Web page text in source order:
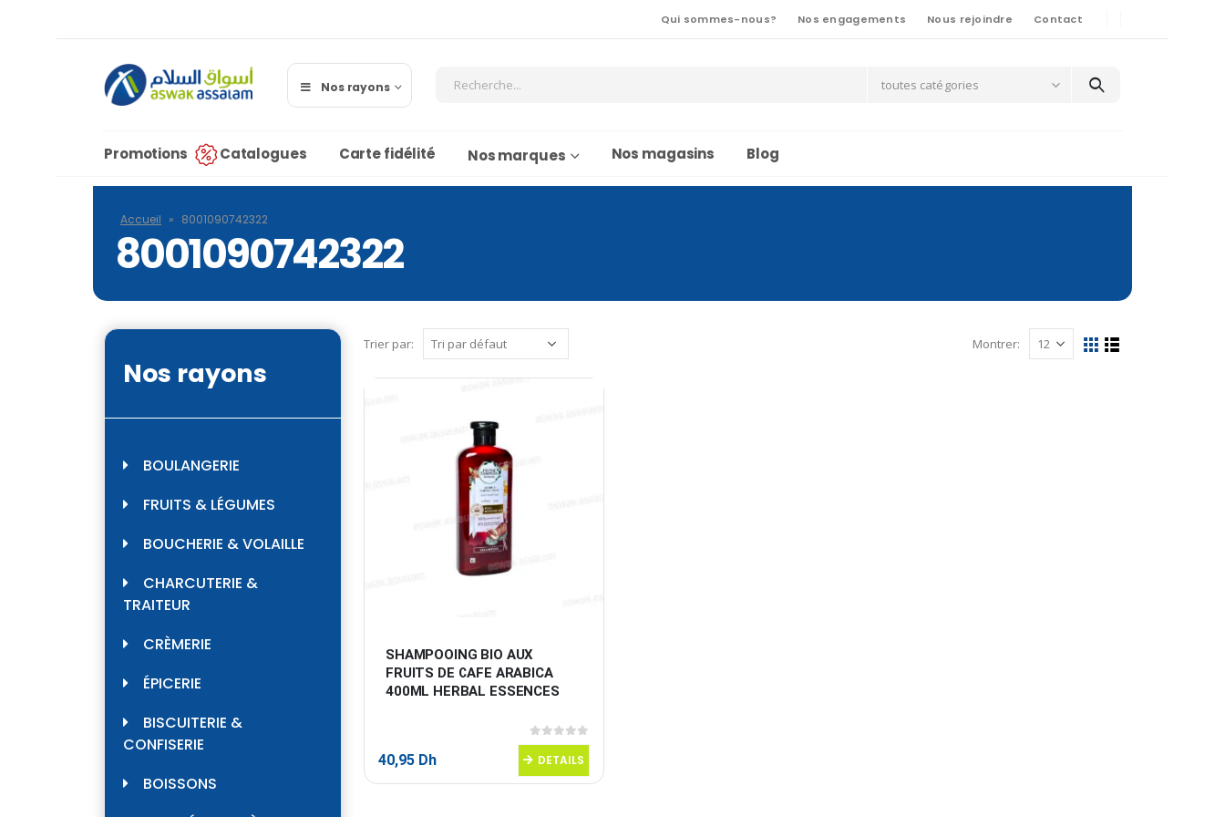
Qui sommes-nous? Nos engagements Nous rejoindre Contact
Nos rayons toutes catégories
Promotions Catalogues Carte fidélité Nos marques Nos magasins Blog
Accueil » 8001090742322
8001090742322
Trier par: Montrer:
SHAMPOOING BIO AUX
FRUITS DE CAFE ARABICA
400ML HERBAL ESSENCES
0sur 5
40,95 Dh DETAILS
Nos rayons
BOULANGERIE
FRUITS & LÉGUMES
BOUCHERIE & VOLAILLE
CHARCUTERIE &
TRAITEUR
CRÈMERIE
ÉPICERIE
BISCUITERIE &
CONFISERIE
BOISSONS